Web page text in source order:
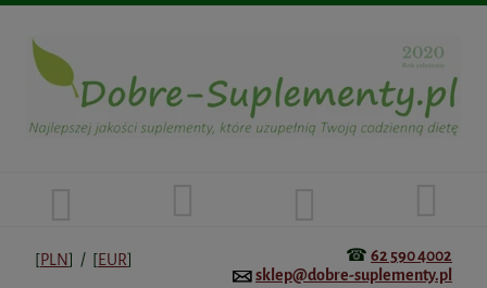
[PLN] / [EUR] ☎ 62 590 4002
sklep@dobre-suplementy.pl